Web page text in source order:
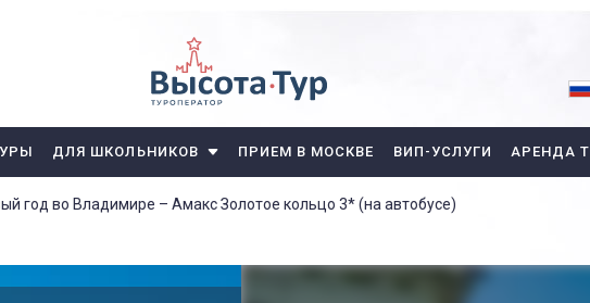
ДЛЯ ШКОЛЬНИКОВ ПРИЕМ В МОСКВЕ ВИП-УСЛУГИ АРЕНДА
год во Владимире – Амакс Золотое кольцо 3* (на автобусе)